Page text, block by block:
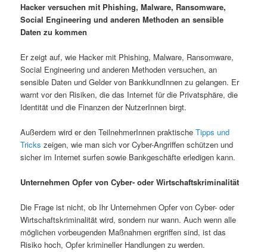
Hacker versuchen mit Phishing, Malware, Ransomware,
Social Engineering und anderen Methoden an sensible
Daten zu kommen
Er zeigt auf, wie Hacker mit Phishing, Malware, Ransomware,
Social Engineering und anderen Methoden versuchen, an
sensible Daten und Gelder von BankkundInnen zu gelangen. Er
warnt vor den Risiken, die das Internet für die Privatsphäre, die
Identität und die Finanzen der NutzerInnen birgt.
Außerdem wird er den TeilnehmerInnen praktischeTipps und
Tricks zeigen, wie man sich vor Cyber-Angriffen schützen und
sicher im Internet surfen sowie Bankgeschäfte erledigen kann.
Unternehmen Opfer von Cyber- oder Wirtschaftskriminalität
Die Frage ist nicht, ob Ihr Unternehmen Opfer von Cyber- oder
Wirtschaftskriminalität wird, sondern nur wann. Auch wenn alle
möglichen vorbeugenden Maßnahmen ergriffen sind, ist das
Risiko hoch, Opfer krimineller Handlungen zu werden.